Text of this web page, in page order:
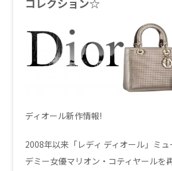
コレクション☆
ディオール新作情報!
2008年以来「レディ ディオール」ミ
デミー女優マリオン・コティヤールを